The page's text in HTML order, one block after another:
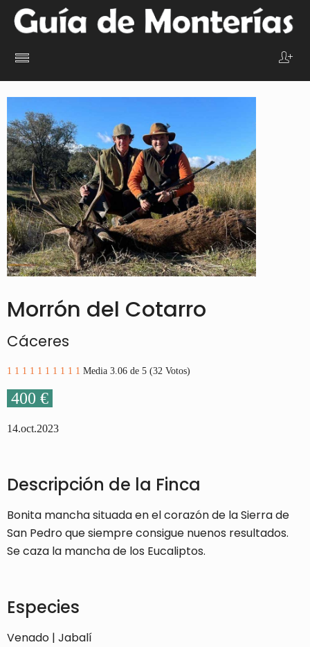
Morrón del Cotarro
Cáceres
1 1 1 1 1 1 1 1 1 1 Media 3.06 de 5 (32 Votos)
400 €
14.oct.2023
Descripción de la Finca
Bonita mancha situada en el corazón de la Sierra de
San Pedro que siempre consigue nuenos resultados.
Se caza la mancha de los Eucaliptos.
Especies
Venado | Jabalí